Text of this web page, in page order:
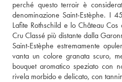
perché questo terroir è
denominazione Saint-Estèphe. I
Lafite Rothschild e lo Château
Cru Classé più distante dalla
Saint-Estèphe estremamente
vanta un colore granata scuro,
bouquet aromatico speziato con
rivela morbido e delicato, con